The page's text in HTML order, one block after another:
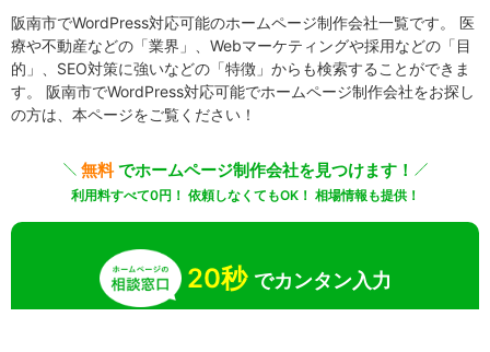
阪南市でWordPress対応可能のホームページ制作会社一覧です。 医
療や不動産などの「業界」、Webマーケティングや採用などの「目
的」、SEO対策に強いなどの「特徴」からも検索することができま
す。 阪南市でWordPress対応可能でホームページ制作会社をお探し
の方は、本ページをご覧ください！
無料でホームページ制作会社を見つけます！
利用料すべて0円！ 依頼しなくてもOK！ 相場情報も提供！
20秒 でカンタン入力